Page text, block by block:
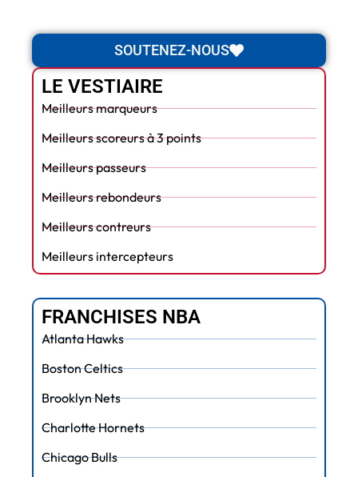
SOUTENEZ-NOUS
LE VESTIAIRE
Meilleurs marqueurs
Meilleurs scoreurs à 3 points
Meilleurs passeurs
Meilleurs rebondeurs
Meilleurs contreurs
Meilleurs intercepteurs
FRANCHISES NBA
Atlanta Hawks
Boston Celtics
Brooklyn Nets
Charlotte Hornets
Chicago Bulls